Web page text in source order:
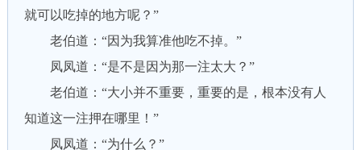
就可以吃掉的地方呢？”
老伯道：“因为我算准他吃不掉。”
凤凤道：“是不是因为那一注太大？”
老伯道：“大小并不重要，重要的是，根本没有人
知道这一注押在哪里！”
凤凤道：“为什么？”